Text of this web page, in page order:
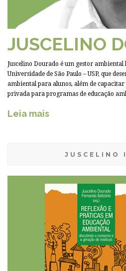
JUSCELINO
Juscelino Dourado é um gestor
Universidade de São Paulo – USP, que
ambiental para alunos, além de capacitar
privada para programas de educação
Leia mais
JUSCELINO